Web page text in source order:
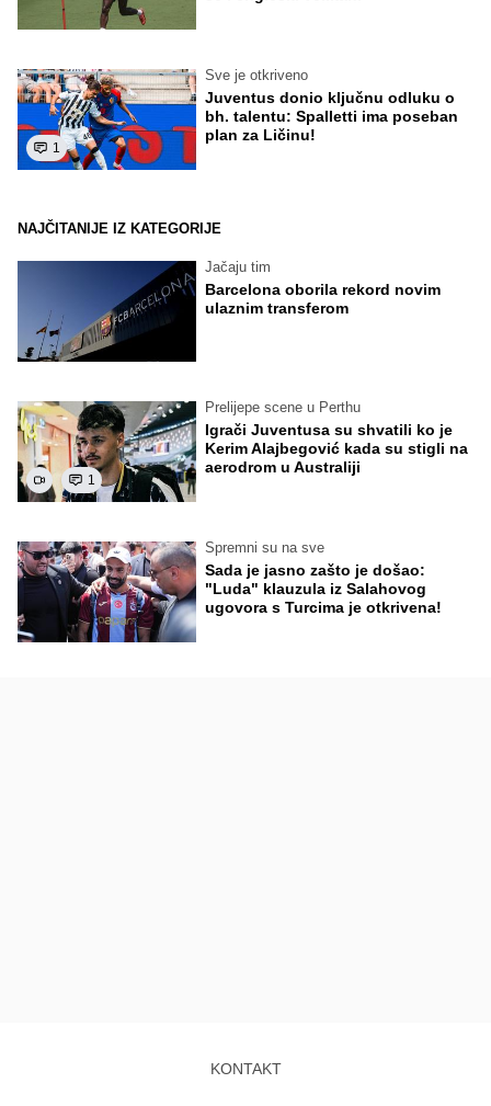
1
Sve je otkriveno
Juventus donio ključnu odluku o
bh. talentu: Spalletti ima poseban
plan za Ličinu!
NAJČITANIJE IZ KATEGORIJE
Jačaju tim
Barcelona oborila rekord novim
ulaznim transferom
1
Prelijepe scene u Perthu
Igrači Juventusa su shvatili ko je
Kerim Alajbegović kada su stigli na
aerodrom u Australiji
Spremni su na sve
Sada je jasno zašto je došao:
"Luda" klauzula iz Salahovog
ugovora s Turcima je otkrivena!
KONTAKT